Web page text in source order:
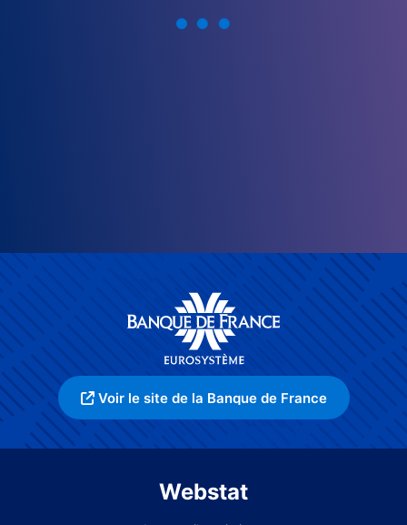
Voir le site de la Banque de France
Webstat